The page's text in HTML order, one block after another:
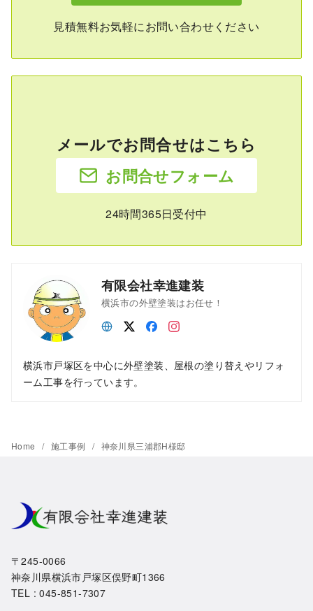
見積無料お気軽にお問い合わせください
メールでお問合せはこちら
お問合せフォーム
24時間365日受付中
有限会社幸進建装
横浜市の外壁塗装はお任せ！
横浜市戸塚区を中心に外壁塗装、屋根の塗り替えやリフォ
ーム工事を行っています。
Home 施工事例 神奈川県三浦郡H様邸
〒245-0066
神奈川県横浜市戸塚区俣野町1366
TEL : 045-851-7307